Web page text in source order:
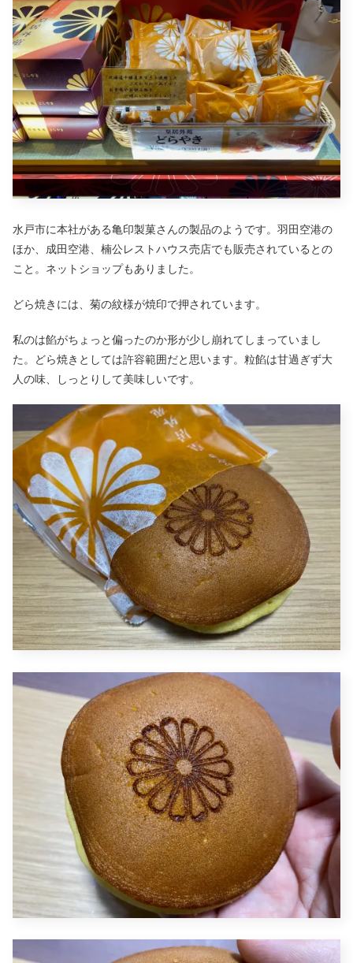
水戸市に本社がある亀印製菓さんの製品のようです。羽田空港の
ほか、成田空港、楠公レストハウス売店でも販売されているとの
こと。ネットショップもありました。
どら焼きには、菊の紋様が焼印で押されています。
私のは餡がちょっと偏ったのか形が少し崩れてしまっていまし
た。どら焼きとしては許容範囲だと思います。粒餡は甘過ぎず大
人の味、しっとりして美味しいです。